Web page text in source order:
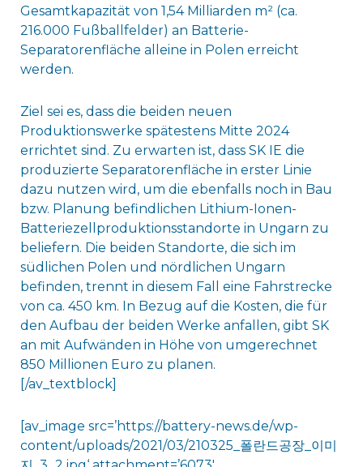
Gesamtkapazität von 1,54 Milliarden m² (ca.
216.000 Fußballfelder) an Batterie-
Separatorenfläche alleine in Polen erreicht
werden.
Ziel sei es, dass die beiden neuen
Produktionswerke spätestens Mitte 2024
errichtet sind. Zu erwarten ist, dass SK IE die
produzierte Separatorenfläche in erster Linie
dazu nutzen wird, um die ebenfalls noch in Bau
bzw. Planung befindlichen Lithium-Ionen-
Batteriezellproduktionsstandorte in Ungarn zu
beliefern. Die beiden Standorte, die sich im
südlichen Polen und nördlichen Ungarn
befinden, trennt in diesem Fall eine Fahrstrecke
von ca. 450 km. In Bezug auf die Kosten, die für
den Aufbau der beiden Werke anfallen, gibt SK
an mit Aufwänden in Höhe von umgerechnet
850 Millionen Euro zu planen.
[/av_textblock]
[av_image src=’https://battery-news.de/wp-
content/uploads/2021/03/210325_폴란드공장_이미